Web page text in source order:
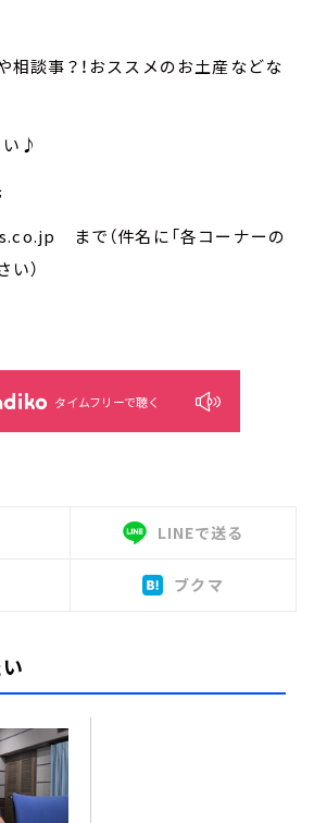
相談事？！おススメのお土産などな
い♪
まで（件名に「各コーナーの
）
タイムフリーで聴く
LINEで送る
ブクマ